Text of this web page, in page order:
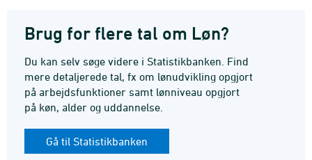
Brug for flere tal om Løn?
Du kan selv søge videre i Statistikbanken. Find
mere detaljerede tal, fx om lønudvikling opgjort
på arbejdsfunktioner samt lønniveau opgjort
på køn, alder og uddannelse.
Gå til Statistikbanken